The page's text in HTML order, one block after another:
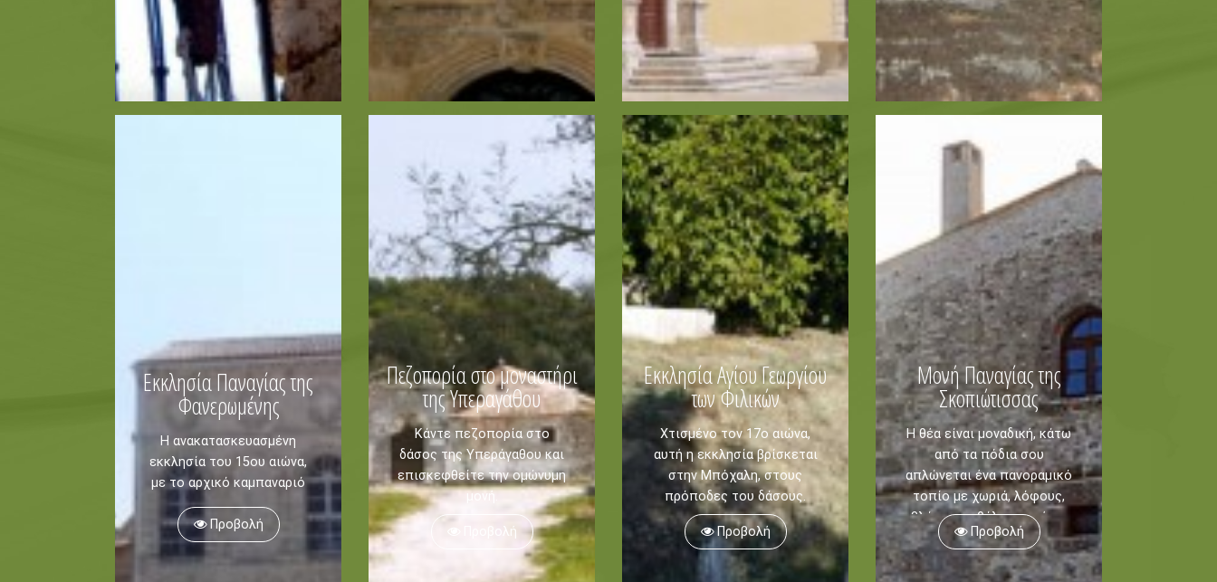
Blog
ΓΛΩΣΣΕΣ
EN
Εκκλησία Παναγίας της
Φανερωμένης
Η ανακατασκευασμένη
εκκλησία του 15ου αιώνα,
με το αρχικό καμπαναριό
Προβολή
Πεζοπορία στο μοναστήρι
της Υπεραγάθου
Κάντε πεζοπορία στο
δάσος της Υπεράγαθου και
επισκεφθείτε την ομώνυμη
μονή.
Προβολή
Εκκλησία Αγίου Γεωργίου
των Φιλικών
Χτισμένο τον 17ο αιώνα,
αυτή η εκκλησία βρίσκεται
στην Μπόχαλη, στους
πρόποδες του δάσους.
Προβολή
Μονή Παναγίας της
Σκοπιώτισσας
Η θέα είναι μοναδική, κάτω
από τα πόδια σου
απλώνεται ένα πανοραμικό
τοπίο με χωριά, λόφους,
βλάστηση, θάλασσα μέχρι
εκεί που φτάνει η ματιά
σου.
Προβολή